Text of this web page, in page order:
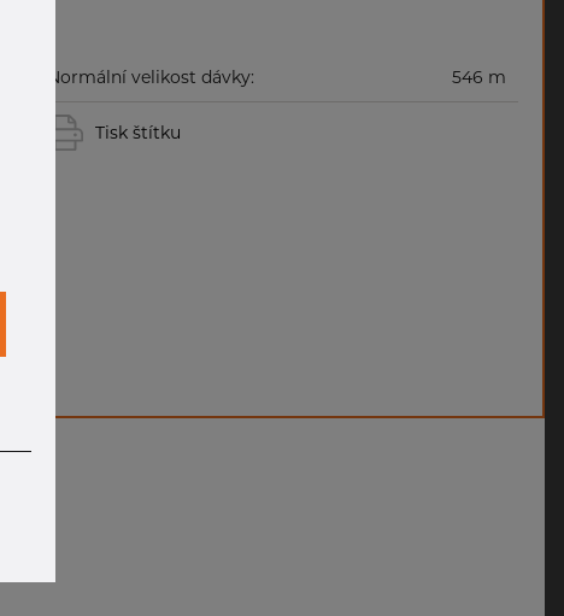
Normální velikost dávky: 546 m
Tisk štítku